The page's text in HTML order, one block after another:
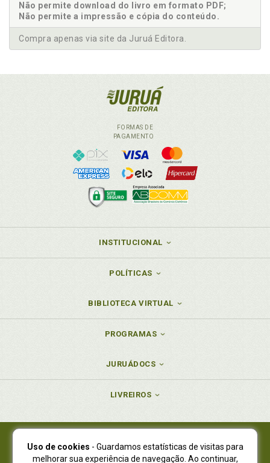
Não permite download do livro em formato PDF;
Não permite a impressão e cópia do conteúdo.
Compra apenas via site da Juruá Editora.
FORMAS DE
PAGAMENTO
INSTITUCIONAL
POLÍTICAS
BIBLIOTECA VIRTUAL
PROGRAMAS
JURUÁDOCS
LIVREIROS
Juruá Editora Ltda., CNPJ 77.535.508/0001-19
Uso de cookies - Guardamos estatísticas de visitas para
melhorar sua experiência de navegação. Ao continuar,